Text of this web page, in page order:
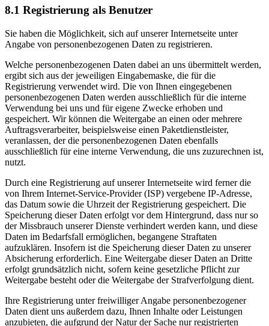
8.1 Registrierung als Benutzer
Sie haben die Möglichkeit, sich auf unserer Internetseite unter
Angabe von personenbezogenen Daten zu registrieren.
Welche personenbezogenen Daten dabei an uns übermittelt werden,
ergibt sich aus der jeweiligen Eingabemaske, die für die
Registrierung verwendet wird. Die von Ihnen eingegebenen
personenbezogenen Daten werden ausschließlich für die interne
Verwendung bei uns und für eigene Zwecke erhoben und
gespeichert. Wir können die Weitergabe an einen oder mehrere
Auftragsverarbeiter, beispielsweise einen Paketdienstleister,
veranlassen, der die personenbezogenen Daten ebenfalls
ausschließlich für eine interne Verwendung, die uns zuzurechnen ist,
nutzt.
Durch eine Registrierung auf unserer Internetseite wird ferner die
von Ihrem Internet-Service-Provider (ISP) vergebene IP-Adresse,
das Datum sowie die Uhrzeit der Registrierung gespeichert. Die
Speicherung dieser Daten erfolgt vor dem Hintergrund, dass nur so
der Missbrauch unserer Dienste verhindert werden kann, und diese
Daten im Bedarfsfall ermöglichen, begangene Straftaten
aufzuklären. Insofern ist die Speicherung dieser Daten zu unserer
Absicherung erforderlich. Eine Weitergabe dieser Daten an Dritte
erfolgt grundsätzlich nicht, sofern keine gesetzliche Pflicht zur
Weitergabe besteht oder die Weitergabe der Strafverfolgung dient.
Ihre Registrierung unter freiwilliger Angabe personenbezogener
Daten dient uns außerdem dazu, Ihnen Inhalte oder Leistungen
anzubieten, die aufgrund der Natur der Sache nur registrierten